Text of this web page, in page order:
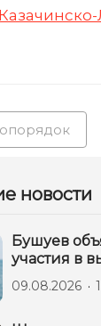
новости
Бушуев
участия в
09.08.2026